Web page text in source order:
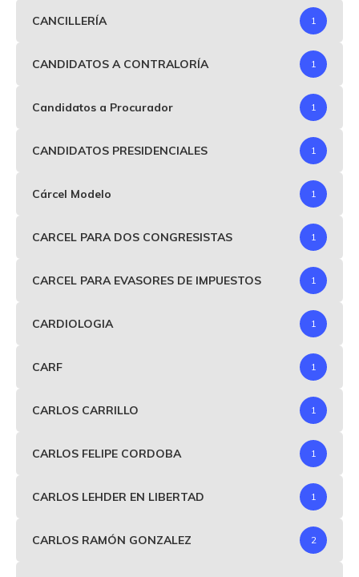
CANCILLERÍA 1
CANDIDATOS A CONTRALORÍA 1
Candidatos a Procurador 1
CANDIDATOS PRESIDENCIALES 1
Cárcel Modelo 1
CARCEL PARA DOS CONGRESISTAS 1
CARCEL PARA EVASORES DE IMPUESTOS 1
CARDIOLOGIA 1
CARF 1
CARLOS CARRILLO 1
CARLOS FELIPE CORDOBA 1
CARLOS LEHDER EN LIBERTAD 1
CARLOS RAMÓN GONZALEZ 2